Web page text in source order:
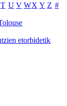
T U V WX Y Z #